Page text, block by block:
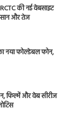
की नई वेबसाइट
और तेज
नया फोल्डेबल फोन,
फिल्में और वेब सीरीज